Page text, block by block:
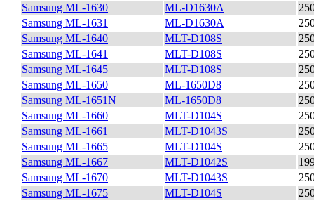
Samsung ML-1630
ML-D1630A
Samsung ML-1631
ML-D1630A
Samsung ML-1640
MLT-D108S
Samsung ML-1641
MLT-D108S
Samsung ML-1645
MLT-D108S
Samsung ML-1650
ML-1650D8
Samsung ML-1651N
ML-1650D8
Samsung ML-1660
MLT-D104S
Samsung ML-1661
MLT-D1043S
Samsung ML-1665
MLT-D104S
Samsung ML-1667
MLT-D1042S
Samsung ML-1670
MLT-D1043S
Samsung ML-1675
MLT-D104S